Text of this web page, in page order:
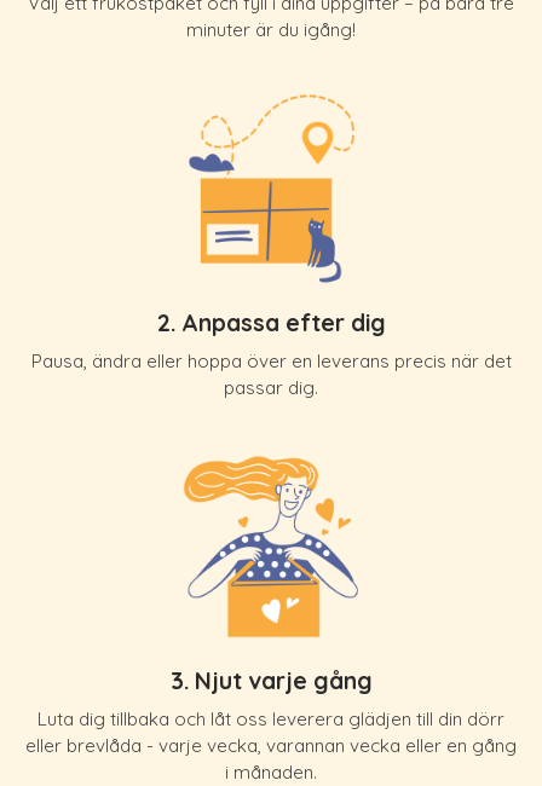
minuter är du igång!
2. Anpassa efter dig
Pausa, ändra eller hoppa över en leverans precis när det
passar dig.
3. Njut varje gång
Luta dig tillbaka och låt oss leverera glädjen till din dörr
eller brevlåda - varje vecka, varannan vecka eller en gång
i månaden.